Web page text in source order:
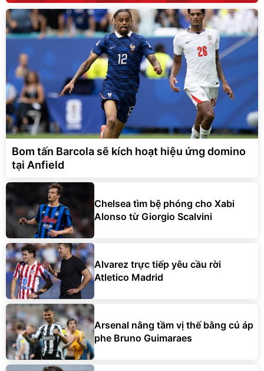
Bom tấn Barcola sẽ kích hoạt hiệu ứng domino
tại Anfield
Chelsea tìm bệ phóng cho Xabi
Alonso từ Giorgio Scalvini
Alvarez trực tiếp yêu cầu rời
Atletico Madrid
Arsenal nâng tầm vị thế bằng cú áp
phe Bruno Guimaraes